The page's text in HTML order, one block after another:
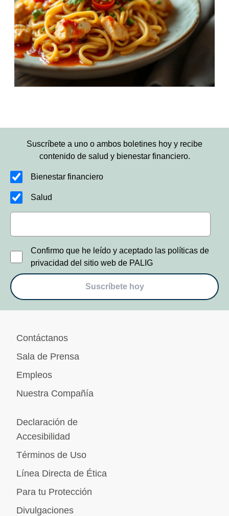
Suscríbete a uno o ambos boletines hoy y recibe
contenido de salud y bienestar financiero.
Bienestar financiero
Salud
Confirmo que he leído y aceptado las políticas de
privacidad del sitio web de PALIG
Suscríbete hoy
Contáctanos
Sala de Prensa
Empleos
Nuestra Compañía
Declaración de
Accesibilidad
Términos de Uso
Línea Directa de Ética
Para tu Protección
Divulgaciones